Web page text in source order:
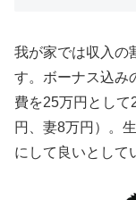
我が家では収入の
す。ボーナス込み
費を25万円とし
円、妻8万円）。
にして良いとして